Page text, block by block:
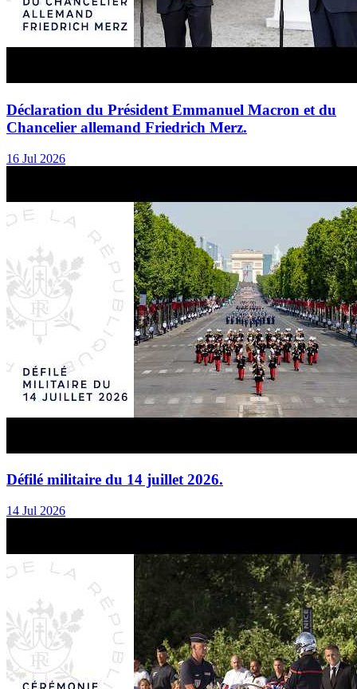
Déclaration du Président Emmanuel Macron et du
Chancelier allemand Friedrich Merz.
16 Jul 2026
Défilé militaire du 14 juillet 2026.
14 Jul 2026